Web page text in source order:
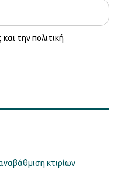
την πολιτική
κτιρίων